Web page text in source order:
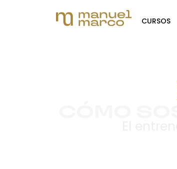
CURSOS